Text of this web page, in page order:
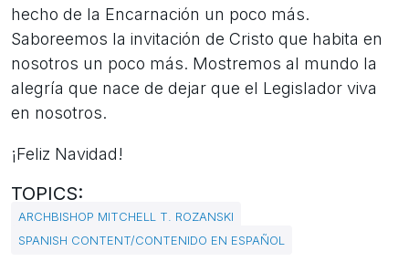
hecho de la Encarnación un poco más.
Saboreemos la invitación de Cristo que habita en
nosotros un poco más. Mostremos al mundo la
alegría que nace de dejar que el Legislador viva
en nosotros.
¡Feliz Navidad!
TOPICS:
ARCHBISHOP MITCHELL T. ROZANSKI
SPANISH CONTENT/CONTENIDO EN ESPAÑOL